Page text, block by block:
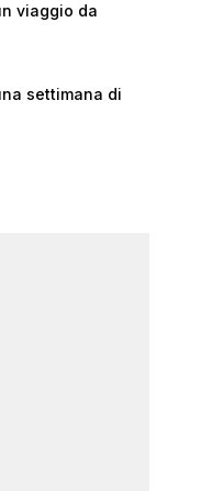
viaggio da
settimana di